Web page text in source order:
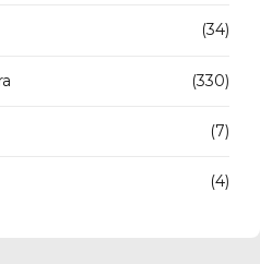
(34)
(330)
(7)
(4)